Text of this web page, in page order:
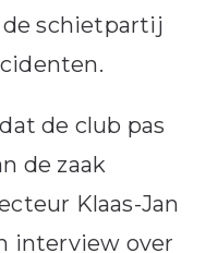
schietpartij
de club pas
de zaak
Klaas-Jan
interview over